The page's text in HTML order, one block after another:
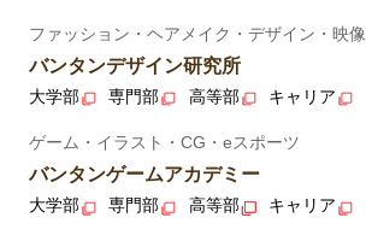
ファッション・ヘアメイク・デザイン・映像
バンタンデザイン研究所
大学部 専門部 高等部 キャリア
ゲーム・イラスト・CG・eスポーツ
バンタンゲームアカデミー
大学部 専門部 高等部 キャリア